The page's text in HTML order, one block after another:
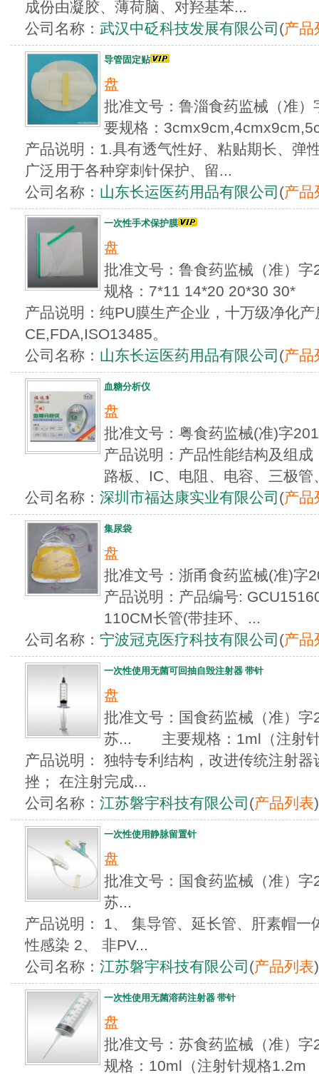
成份由凝胶、薄荷脑、对羟基苯...
公司名称： 武汉中砭科技发展有限公司 (产品
导管固定贴
盘
批准文号：鲁淄食药监械（
要规格：
产品说明：1.具有透气性好、粘贴期长、弹
广泛用于各种穿刺针保护、留...
公司名称： 山东长运医药用品有限公司 (产品
一次性手术保护膜
盘
批准文号：鲁食药监械（准
规格：7*11 14*20 20*30 30*
产品说明：纯PU膜生产企业，十万级净化
CE,FDA,ISO13485。
公司名称： 山东长运医药用品有限公司 (产品
血糖分析仪
盘
批准文号：粤食药监械(准)
产品说明：产品性能结构及组
路板、IC、电阻、电容、三极管
公司名称： 深圳市福达康实业有限公司 (产品
集尿袋
盘
批准文号：浙甬食药监械(准)
产品说明：产品编号:
110CM长管(带挂环、...
公司名称： 宁波冠克医疗科技有限公司 (产品
一次性使用无菌可回抽自毁注射器 带针
盘
批准文号：国食药监械（准）
苏... 主要规格：1ml（注射
产品说明： 独特专利结构，改进传统注射
挫； 在注射完成...
公司名称： 江苏磐宇科技有限公司 (产品列表)
一次性使用静脉留置针
盘
批准文号：国食药监械（准）
苏...
产品说明： 1、 集导管、延长管、肝素帽一
性感染 2、 非PV...
公司名称： 江苏磐宇科技有限公司 (产品列表)
一次性使用无菌溶药注射器 带针
盘
批准文号：苏食药监械（准
规格：10ml（注射针规格1.2m